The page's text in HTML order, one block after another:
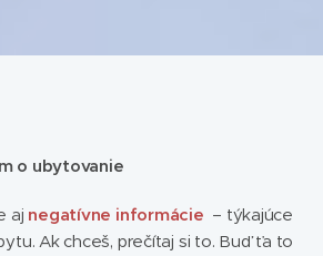
o ubytovanie
aj negatívne informácie – týkajúce
Ak chceš, prečítaj si to. Buď ťa to